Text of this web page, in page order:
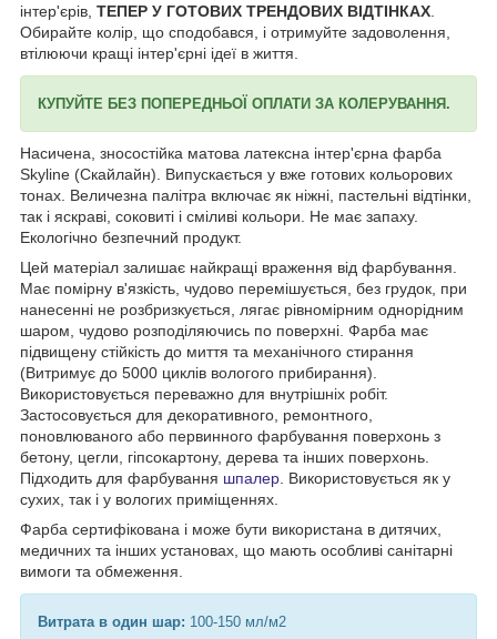
інтер'єрів, ТЕПЕР У ГОТОВИХ ТРЕНДОВИХ ВІДТІНКАХ
Обирайте колір, що сподобався, і отримуйте задоволення,
втілюючи кращі інтер'єрні ідеї в життя.
КУПУЙТЕ БЕЗ ПОПЕРЕДНЬОЇ ОПЛАТИ ЗА КОЛЕРУВАННЯ.
Насичена, зносостійка матова латексна інтер'єрна фарба
Skyline (Скайлайн). Випускається у вже готових кольорових
тонах. Величезна палітра включає як ніжні, пастельні відтінки,
так і яскраві, соковиті і сміливі кольори. Не має запаху.
Екологічно безпечний продукт.
Цей матеріал залишає найкращі враження від фарбування.
Має помірну в'язкість, чудово перемішується, без грудок, при
нанесенні не розбризкується, лягає рівномірним однорідним
шаром, чудово розподіляючись по поверхні. Фарба має
підвищену стійкість до миття та механічного стирання
(Витримує до 5000 циклів вологого прибирання).
Використовується переважно для внутрішніх робіт.
Застосовується для декоративного, ремонтного,
поновлюваного або первинного фарбування поверхонь з
бетону, цегли, гіпсокартону, дерева та інших поверхонь.
Підходить для фарбування шпалер . Використовується як у
сухих, так і у вологих приміщеннях.
Фарба сертифікована і може бути використана в дитячих,
медичних та інших установах, що мають особливі санітарні
вимоги та обмеження.
Витрата в один шар: 100-150 мл/м2